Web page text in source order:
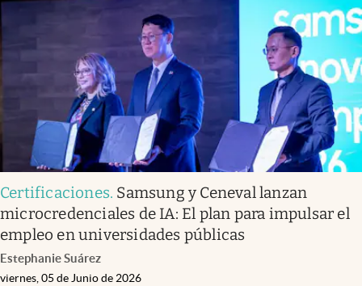
Certificaciones. Samsung y Ceneval lanzan
microcredenciales de IA: El plan para impulsar el
empleo en universidades públicas
Estephanie Suárez
viernes, 05 de Junio de 2026